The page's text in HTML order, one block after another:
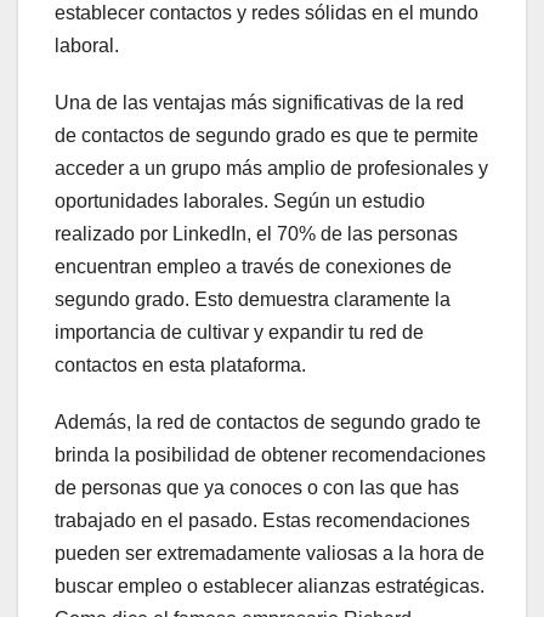
establecer contactos y redes sólidas en el mundo
laboral.
Una de las ventajas más significativas de la red
de contactos de segundo grado es que te permite
acceder a un grupo más amplio de profesionales y
oportunidades laborales. Según un estudio
realizado por LinkedIn, el 70% de las personas
encuentran empleo a través de conexiones de
segundo grado. Esto demuestra claramente la
importancia de cultivar y expandir tu red de
contactos en esta plataforma.
Además, la red de contactos de segundo grado te
brinda la posibilidad de obtener recomendaciones
de personas que ya conoces o con las que has
trabajado en el pasado. Estas recomendaciones
pueden ser extremadamente valiosas a la hora de
buscar empleo o establecer alianzas estratégicas.